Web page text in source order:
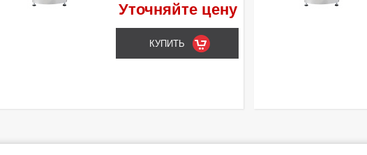
Управление: Выносное
(входит в комплект)
Уточняйте цену